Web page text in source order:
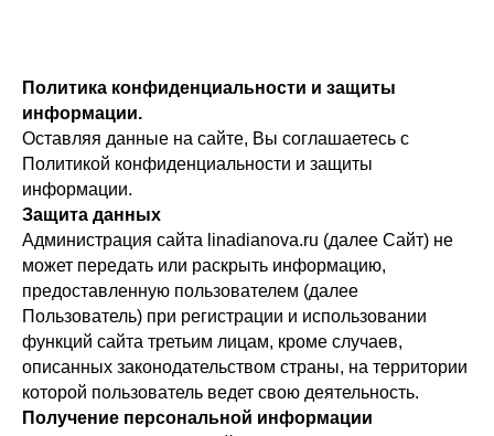
Политика конфиденциальности и защиты
информации.
Оставляя данные на сайте, Вы соглашаетесь с
Политикой конфиденциальности и защиты
информации.
Защита данных
Администрация сайта linadianova.ru (далее Сайт) не
может передать или раскрыть информацию,
предоставленную пользователем (далее
Пользователь) при регистрации и использовании
функций сайта третьим лицам, кроме случаев,
описанных законодательством страны, на территории
которой пользователь ведет свою деятельность.
Получение персональной информации